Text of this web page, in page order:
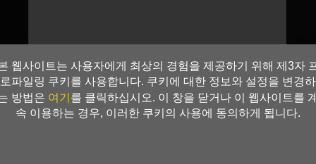
웹사이트는 사용자에게 최상의 경험을 제공하기 위해 제3자
로파일링 쿠키를 사용합니다. 쿠키에 대한 정보와 설정을 변경하
방법은 여기를 클릭하십시오. 이 창을 닫거나 이 웹사이트를
속 이용하는 경우, 이러한 쿠키의 사용에 동의하게 됩니다.